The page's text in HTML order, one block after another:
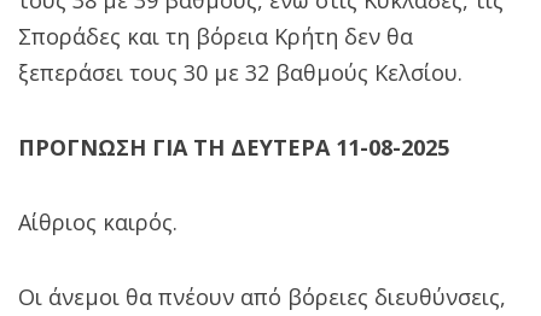
Σποράδες και τη βόρεια Κρήτη δεν θα
ξεπεράσει τους 30 με 32 βαθμούς Κελσίου.
ΠΡΟΓΝΩΣΗ ΓΙΑ ΤΗ ΔΕΥΤΕΡΑ 11-08-2025
Αίθριος καιρός.
Οι άνεμοι θα πνέουν από βόρειες διευθύνσεις,